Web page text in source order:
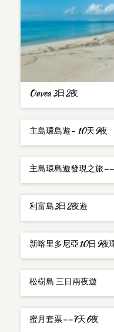
Ouvea 3日2夜
主島環島遊- 10天9夜
主島環島遊發現之旅
利富島3日2夜遊
新喀里多尼亞10日9夜
松樹島 三日兩夜遊
蜜月套票——7天6夜